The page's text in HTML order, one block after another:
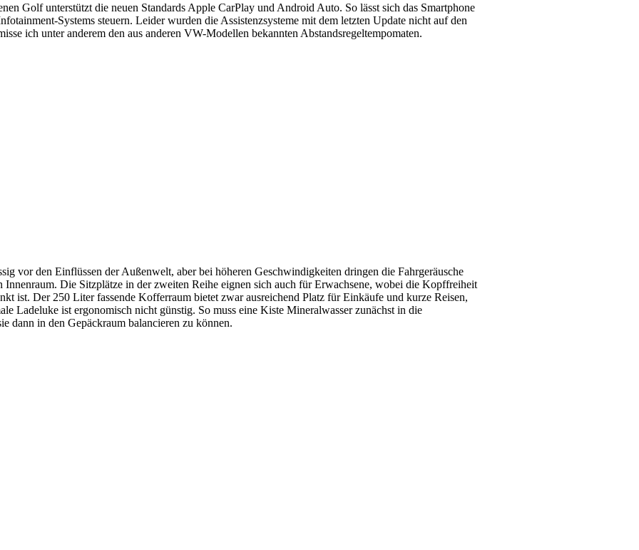
Golf unterstützt die neuen Standards Apple CarPlay und Android Auto. So lässt sich das Smartphone
Systems steuern. Leider wurden die Assistenzsysteme mit dem letzten Update nicht auf den
ich unter anderem den aus anderen VW-Modellen bekannten Abstandsregeltempomaten.
vor den Einflüssen der Außenwelt, aber bei höheren Geschwindigkeiten dringen die Fahrgeräusche
Innenraum. Die Sitzplätze in der zweiten Reihe eignen sich auch für Erwachsene, wobei die Kopffreiheit
ist. Der 250 Liter fassende Kofferraum bietet zwar ausreichend Platz für Einkäufe und kurze Reisen,
Ladeluke ist ergonomisch nicht günstig. So muss eine Kiste Mineralwasser zunächst in die
dann in den Gepäckraum balancieren zu können.